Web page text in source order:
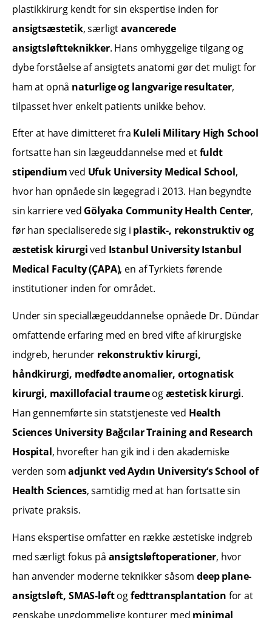
plastikkirurg kendt for sin ekspertise inden for
ansigtsæstetik, særligtavancerede
ansigtsløftteknikker. Hans omhyggelige tilgang og
dybe forståelse af ansigtets anatomi gør det muligt for
ham at opnå naturlige og langvarige resultater,
tilpasset hver enkelt patients unikke behov.
Efter at have dimitteret fra Kuleli Military High School
fortsatte han sin lægeuddannelse med etfuldt
stipendiumved Ufuk University Medical School,
hvor han opnåede sin lægegrad i 2013. Han begyndte
sin karriere ved Gölyaka Community Health Center,
før han specialiserede sig i plastik-, rekonstruktiv og
æstetisk kirurgived Istanbul University Istanbul
Medical Faculty (ÇAPA), en af Tyrkiets førende
institutioner inden for området.
Under sin speciallægeuddannelse opnåede Dr. Dündar
omfattende erfaring med en bred vifte af kirurgiske
indgreb, herunder rekonstruktiv kirurgi,
håndkirurgi, medfødte anomalier, ortognatisk
kirurgi, maxillofacial traumeogæstetisk kirurgi.
Han gennemførte sin statstjeneste ved Health
Sciences University Bağcılar Training and Research
Hospital, hvorefter han gik ind i den akademiske
verden somadjunkt ved Aydın University’s School of
Health Sciences, samtidig med at han fortsatte sin
private praksis.
Hans ekspertise omfatter en række æstetiske indgreb
med særligt fokus på ansigtsløftoperationer, hvor
han anvender moderne teknikker såsomdeep plane-
ansigtsløft, SMAS-løftogfedttransplantation for at
genskabe ungdommelige konturer med minimal